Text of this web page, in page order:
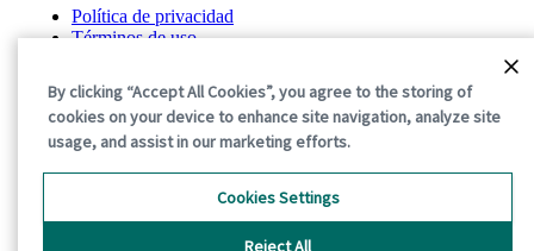
Política de privacidad
Términos de uso
Política de cookies
Términos y condiciones generales
©2026 International Paper. All Rights Reserved.
By clicking “Accept All Cookies”, you agree to the storing of
cookies on your device to enhance site navigation, analyze site
usage, and assist in our marketing efforts.
Reject All
Cookies Settings